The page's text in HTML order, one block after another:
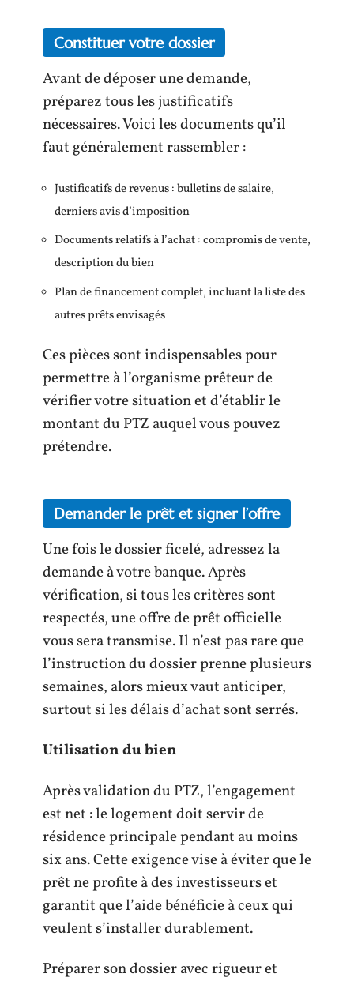
Constituer votre dossier
Avant de déposer une demande,
préparez tous les justificatifs
nécessaires. Voici les documents qu’il
faut généralement rassembler :
Justificatifs de revenus : bulletins de salaire,
derniers avis d’imposition
Documents relatifs à l’achat : compromis de vente,
description du bien
Plan de financement complet, incluant la liste des
autres prêts envisagés
Ces pièces sont indispensables pour
permettre à l’organisme prêteur de
vérifier votre situation et d’établir le
montant du PTZ auquel vous pouvez
prétendre.
Demander le prêt et signer l’offre
Une fois le dossier ficelé, adressez la
demande à votre banque. Après
vérification, si tous les critères sont
respectés, une offre de prêt officielle
vous sera transmise. Il n’est pas rare que
l’instruction du dossier prenne plusieurs
semaines, alors mieux vaut anticiper,
surtout si les délais d’achat sont serrés.
Utilisation du bien
Après validation du PTZ, l’engagement
est net : le logement doit servir de
résidence principale pendant au moins
six ans. Cette exigence vise à éviter que le
prêt ne profite à des investisseurs et
garantit que l’aide bénéficie à ceux qui
veulent s’installer durablement.
Préparer son dossier avec rigueur et